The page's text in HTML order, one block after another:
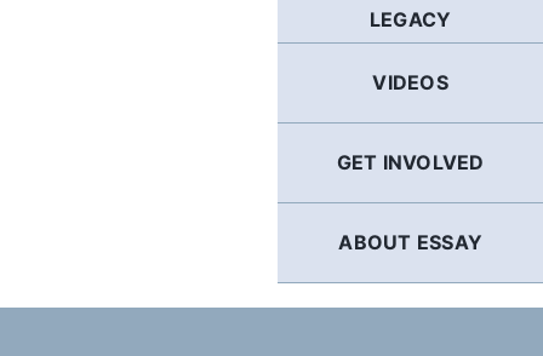
LEGACY
VIDEOS
GET INVOLVED
ABOUT ESSAY